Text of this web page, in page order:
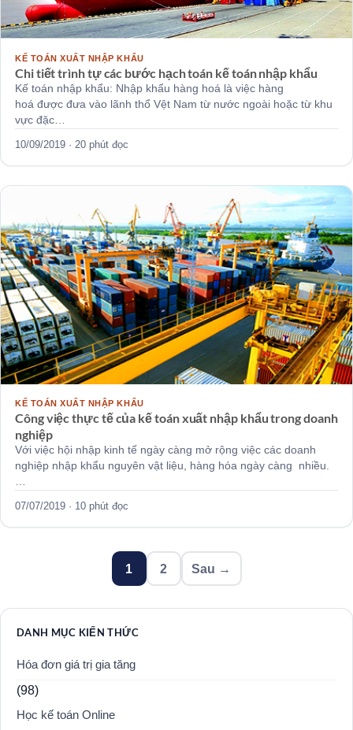
KẾ TOÁN XUẤT NHẬP KHẨU
Chi tiết trình tự các bước hạch toán kế toán nhập khẩu
Kế toán nhập khẩu: Nhập khẩu hàng hoá là việc hàng
hoá được đưa vào lãnh thổ Vệt Nam từ nước ngoài hoặc từ khu
vực đặc…
10/09/2019 · 20 phút đọc
KẾ TOÁN XUẤT NHẬP KHẨU
Công việc thực tế của kế toán xuất nhập khẩu trong doanh
nghiệp
Với việc hội nhập kinh tế ngày càng mở rộng việc các doanh
nghiệp nhập khẩu nguyên vật liệu, hàng hóa ngày càng nhiều.
…
07/07/2019 · 10 phút đọc
viết
1 2 Sau →
DANH MỤC KIẾN THỨC
Hóa đơn giá trị gia tăng
(98)
Học kế toán Online